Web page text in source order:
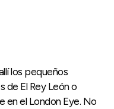
los pequeños
de El Rey León o
en el London Eye. No